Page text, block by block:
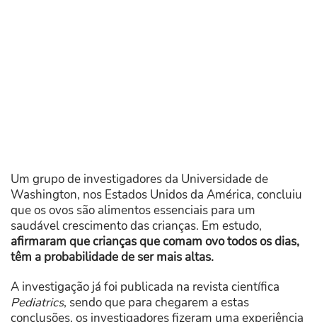
Um grupo de investigadores da Universidade de
Washington, nos Estados Unidos da América, concluiu
que os ovos são alimentos essenciais para um
saudável crescimento das crianças. Em estudo,
afirmaram que crianças que comam ovo todos os dias,
têm a probabilidade de ser mais altas.
A investigação já foi publicada na revista científica
Pediatrics, sendo que para chegarem a estas
conclusões, os investigadores fizeram uma experiência